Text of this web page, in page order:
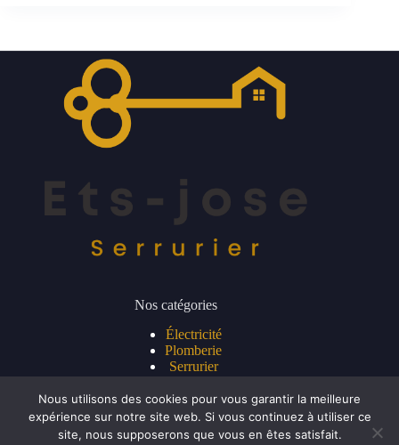
Nos catégories
Électricité
Plomberie
Serrurier
Lien utiles
Nous utilisons des cookies pour vous garantir la meilleure
expérience sur notre site web. Si vous continuez à utiliser ce
site, nous supposerons que vous en êtes satisfait.